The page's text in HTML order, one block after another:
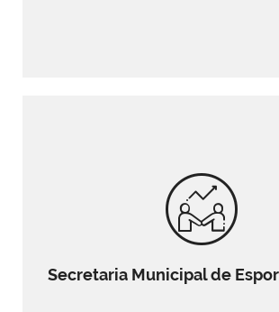
Secretaria Municipal de